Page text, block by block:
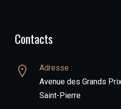
Contacts
Adresse :
Avenue des Grands
Saint-Pierre